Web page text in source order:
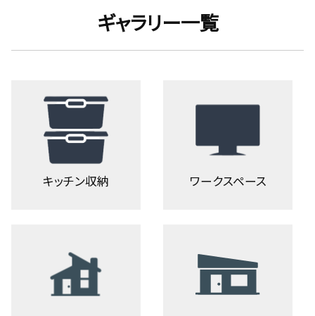
ギャラリー一覧
キッチン収納 ワークスペース